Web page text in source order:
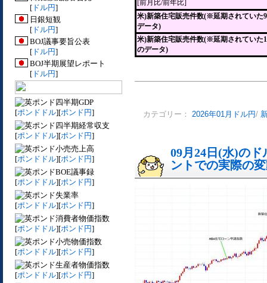
[ ドル円]
日銀短観
[ ドル円]
BOJ議事要旨公表
[ ドル円]
BOJ半期展望レポート
[ ドル円]
四半期GDP
[ポンドドル][ポンド円]
四半期経常収支
[ポンドドル][ポンド円]
小売売上高
[ポンドドル][ポンド円]
BOE議事録
[ポンドドル][ポンド円]
失業率
[ポンドドル][ポンド円]
消費者物価指数
[ポンドドル][ポンド円]
小売物価指数
[ポンドドル][ポンド円]
生産者物価指数
[ポンドドル][ポンド円]
[前月比/前年比]
米)新築住宅販売件数(※延期されていた
データ)
米)新築住宅販売件数(※延期されていた
のデータ)
カテゴリー： 2026年01月ドル円/
09月24日(水)の
ントでの実際の